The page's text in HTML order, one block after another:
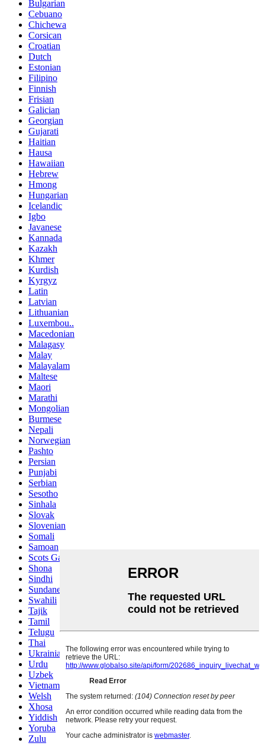
Bulgarian
Cebuano
Chichewa
Corsican
Croatian
Dutch
Estonian
Filipino
Finnish
Frisian
Galician
Georgian
Gujarati
Haitian
Hausa
Hawaiian
Hebrew
Hmong
Hungarian
Icelandic
Igbo
Javanese
Kannada
Kazakh
Khmer
Kurdish
Kyrgyz
Latin
Latvian
Lithuanian
Luxembou..
Macedonian
Malagasy
Malay
Malayalam
Maltese
Maori
Marathi
Mongolian
Burmese
Nepali
Norwegian
Pashto
Persian
Punjabi
Serbian
Sesotho
Sinhala
Slovak
Slovenian
Somali
Samoan
Scots Gaelic
Shona
Sindhi
Sundanese
Swahili
Tajik
Tamil
Telugu
Thai
Ukrainian
Urdu
Uzbek
Vietnamese
Welsh
Xhosa
Yiddish
Yoruba
Zulu